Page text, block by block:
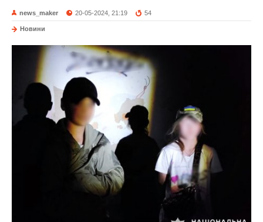
news_maker 20-05-2024, 21:19 54
Новини